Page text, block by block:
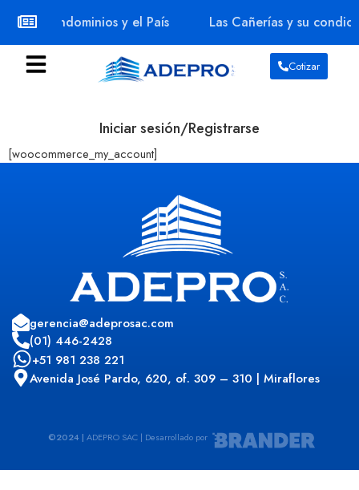
Los Condominios y el País Las Cañerías y su
Cotizar
Iniciar sesión/Registrarse
[woocommerce_my_account]
gerencia@adeprosac.com
(01) 446-2428
+51 981 238 221
Avenida José Pardo, 620, of. 309 – 310 | Miraflores
©2024 | ADEPRO SAC | Desarrollado por